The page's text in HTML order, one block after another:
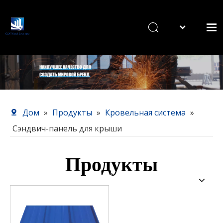
Продукты
О нас
Дом » Продукты » Кровельная система »
Сэндвич-панель для крыши
Продукты